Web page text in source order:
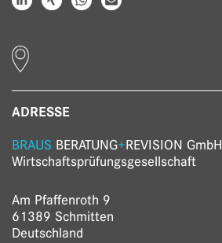
ADRESSE
BRAUS BERATUNG+REVISION GmbH
Wirtschaftsprüfungs­gesellschaft
Am Pfaffenroth 9
61389 Schmitten
Deutschland